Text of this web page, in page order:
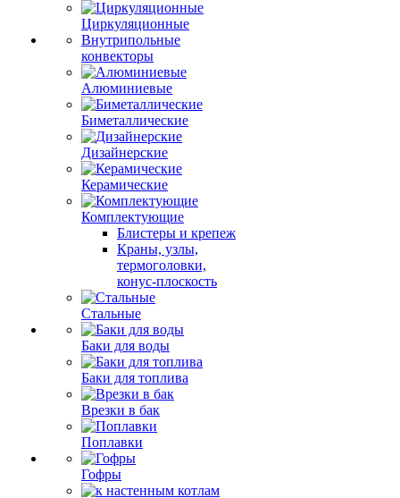
Циркуляционные
Внутрипольные
конвекторы
Алюминиевые
Биметаллические
Дизайнерские
Керамические
Комплектующие
Блистеры и крепеж
Краны, узлы,
термоголовки,
конус-плоскость
Стальные
Баки для воды
Баки для топлива
Врезки в бак
Поплавки
Гофры